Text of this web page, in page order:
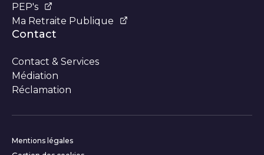
PEP's
Ma Retraite Publique
Contact
Contact & Services
Médiation
Réclamation
Informations
Mentions légales